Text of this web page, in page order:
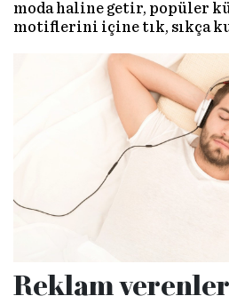
moda haline getir, popüler
motiflerini içine tık, sıkça
boş” bir ifade halini alacaktır.
Reklam